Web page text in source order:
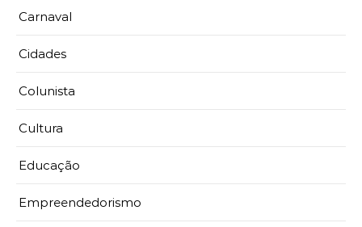
Carnaval
Cidades
Colunista
Cultura
Educação
Empreendedorismo